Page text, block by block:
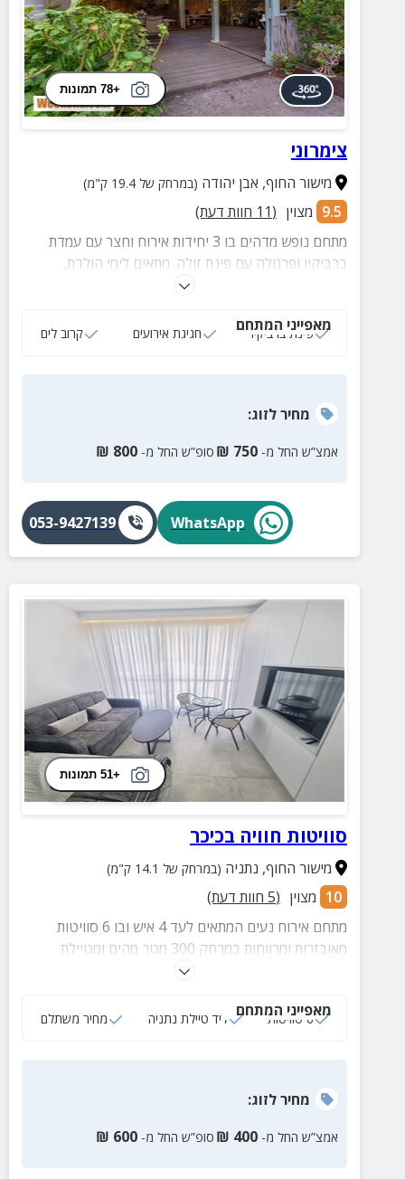
+78 תמונות
צימרוני
מישור החוף, אבן יהודה (במרחק של 19.4 ק"מ)
9.5 מצוין (
11 חוות דעת)
מתחם נופש מדהים בו 3 יחידות אירוח וחצר עם עמדת
ברביקיו ופרגולה עם פינת זולה. מתאים לימי הולדת,
מסיבות רווקים/ות, ליל כלולות, חתונות גרעיניות ועוד.
מאפייני המתחם
פינת ברביקיו חגיגת אירועים קרוב לים
מחירלזוג:
אמצ”ש החל מ- 750
₪ סופ”ש החל מ- 800
₪
WhatsApp
053-9427139
+51 תמונות
סוויטות חוויה בכיכר
מישור החוף, נתניה (במרחק של 14.1 ק"מ)
10 מצוין (
5 חוות דעת)
מתחם אירוח נעים המתאים לעד 4 איש ובו 6 סוויטות
מאובזרות ומרווחות במרחק 300 מטר מהים ומטיילת
נתניה. הסוויטות כוללות מיטה זוגית מפנקת, מטבחון
מאפייני המתחם
6 סוויטות ליד טיילת נתניה מחיר משתלם
מחירלזוג:
אמצ”ש החל מ- 400
₪ סופ”ש החל מ- 600
₪